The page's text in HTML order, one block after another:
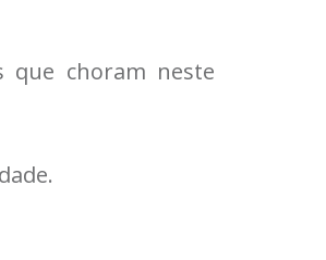
que choram neste